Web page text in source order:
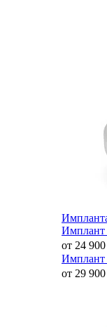
Имплант
от 24 900
Имплант
от 29 900